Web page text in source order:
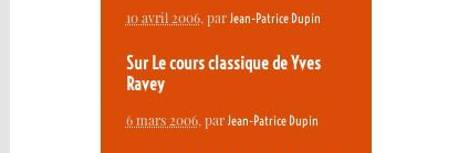
10 avril 2006, par Jean-Patrice Dupin
Sur Le cours classique de Yves
Ravey
6 mars 2006, par Jean-Patrice Dupin